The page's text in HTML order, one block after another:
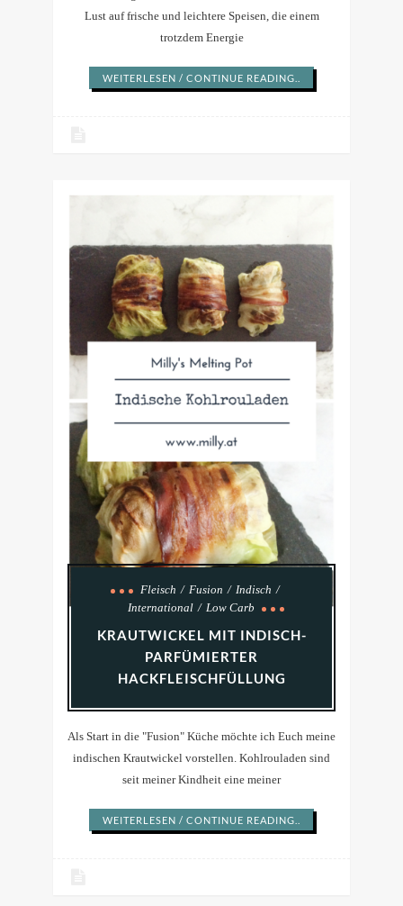
Lust auf frische und leichtere Speisen, die einem
trotzdem Energie
WEITERLESEN / CONTINUE READING..
Fleisch Fusion
Indisch
International
Low Carb
KRAUTWICKEL MIT INDISCH-
PARFÜMIERTER
HACKFLEISCHFÜLLUNG
Als Start in die "Fusion" Küche möchte ich Euch meine
indischen Krautwickel vorstellen. Kohlrouladen sind
seit meiner Kindheit eine meiner
WEITERLESEN / CONTINUE READING..